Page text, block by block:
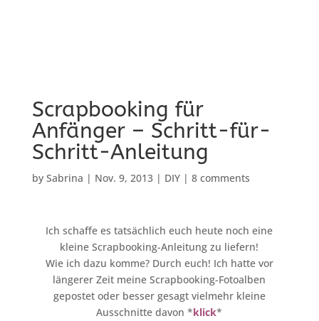
Scrapbooking für
Anfänger – Schritt-für-
Schritt-Anleitung
by Sabrina | Nov. 9, 2013| DIY| 8 comments
Ich schaffe es tatsächlich euch heute noch eine
kleine Scrapbooking-Anleitung zu liefern!
Wie ich dazu komme? Durch euch! Ich hatte vor
längerer Zeit meine Scrapbooking-Fotoalben
gepostet oder besser gesagt vielmehr kleine
Ausschnitte davon *klick*